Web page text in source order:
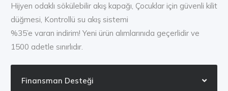
Hijyen odaklı sökülebilir akış kapağı, Çocuklar için güvenli kilit
düğmesi, Kontrollü su akış sistemi
%35’e varan indirim! Yeni ürün alımlarınıda geçerlidir ve
1500 adetle sınırlıdır.
Finansman Desteği